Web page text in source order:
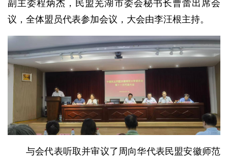
副主委程炳杰，民盟芜湖市委会秘书长曹蕾出席会
议，全体盟员代表参加会议，大会由李汪根主持。
与会代表听取并审议了周向华代表民盟安徽师范